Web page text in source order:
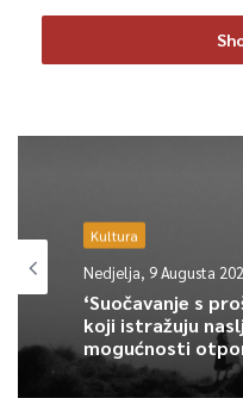
Od oštećenog su
prepiše vlasništvo nad
Kultura
Nedjelja, 9 Augusta
‘Suočavanje s
koji istražuju
mogućnosti